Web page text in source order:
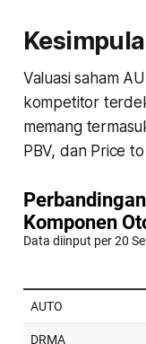
Valuasi saham
kompetitor
memang
PBV, dan Price